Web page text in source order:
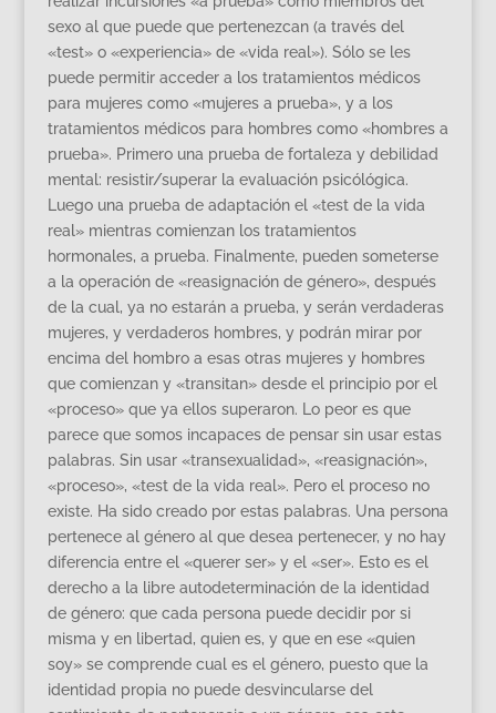
sexo al que puede que pertenezcan (a través del
«test» o «experiencia» de «vida real»). Sólo se les
puede permitir acceder a los tratamientos médicos
para mujeres como «mujeres a prueba», y a los
tratamientos médicos para hombres como «hombres a
prueba». Primero una prueba de fortaleza y debilidad
mental: resistir/superar la evaluación psicólógica.
Luego una prueba de adaptación el «test de la vida
real» mientras comienzan los tratamientos
hormonales, a prueba. Finalmente, pueden someterse
a la operación de «reasignación de género», después
de la cual, ya no estarán a prueba, y serán verdaderas
mujeres, y verdaderos hombres, y podrán mirar por
encima del hombro a esas otras mujeres y hombres
que comienzan y «transitan» desde el principio por el
«proceso» que ya ellos superaron. Lo peor es que
parece que somos incapaces de pensar sin usar estas
palabras. Sin usar «transexualidad», «reasignación»,
«proceso», «test de la vida real». Pero el proceso no
existe. Ha sido creado por estas palabras. Una persona
pertenece al género al que desea pertenecer, y no hay
diferencia entre el «querer ser» y el «ser». Esto es el
derecho a la libre autodeterminación de la identidad
de género: que cada persona puede decidir por si
misma y en libertad, quien es, y que en ese «quien
soy» se comprende cual es el género, puesto que la
identidad propia no puede desvincularse del